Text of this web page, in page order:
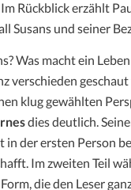
Rückblick erzählt
Susans und seiner
Was macht ein
verschieden
klug gewählten
dies deutlich.
in der ersten Person
Im zweiten Teil
die den Leser